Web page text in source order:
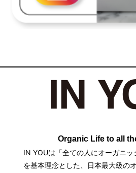
Organic Life to all
IN YOUは「全ての人にオーガニッ
を基本理念とした、日本最大級の